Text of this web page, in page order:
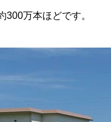
万本ほどです。